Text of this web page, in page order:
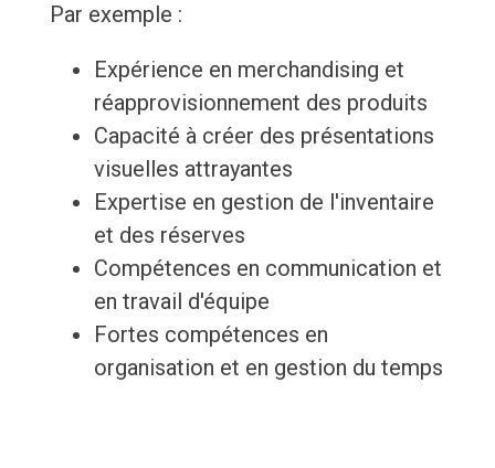
Par exemple :
Expérience en merchandising et
réapprovisionnement des produits
Capacité à créer des présentations
visuelles attrayantes
Expertise en gestion de l'inventaire
et des réserves
Compétences en communication et
en travail d'équipe
Fortes compétences en
organisation et en gestion du temps